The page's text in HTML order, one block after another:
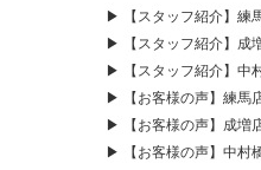
▶ 【スタッフ紹介】練
▶ 【スタッフ紹介】成
▶ 【スタッフ紹介】中
▶ 【お客様の声】練馬
▶ 【お客様の声】成増
▶ 【お客様の声】中村